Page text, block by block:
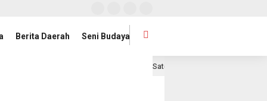
Berita Daerah Seni Budaya
Satelit Lampung-1 Resmi Diluncurkan,